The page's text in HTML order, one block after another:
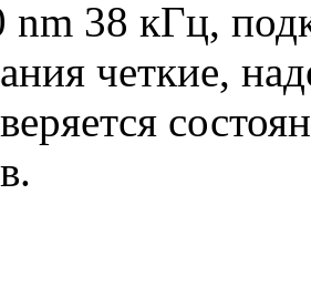
nm 38 кГц,
четкие,